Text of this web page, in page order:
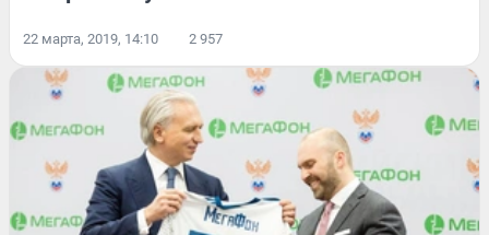
22 марта, 2019, 14:10 2 957